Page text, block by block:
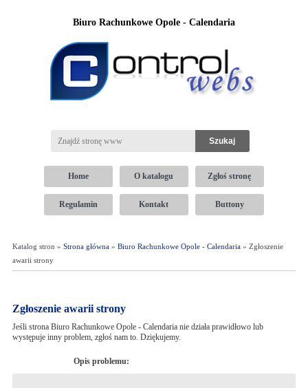
Biuro Rachunkowe Opole - Calendaria
Home O katalogu Zgłoś stronę
Regulamin Kontakt Buttony
Katalog stron » Strona główna» Biuro Rachunkowe Opole - Calendaria» Zgłoszenie
awarii strony
Zgłoszenie awarii strony
Jeśli strona Biuro Rachunkowe Opole - Calendaria nie działa prawidłowo lub
występuje inny problem, zgłoś nam to. Dziękujemy.
Opis problemu: